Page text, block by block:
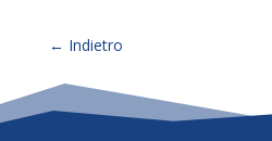
← Indietro